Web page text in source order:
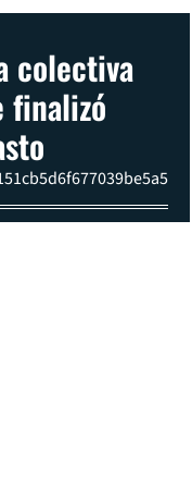
colectiva
finalizó